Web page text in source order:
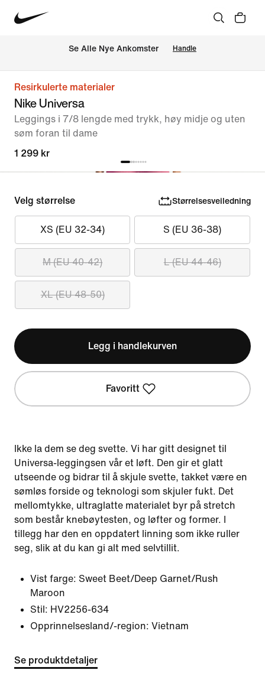
Se Alle Nye Ankomster Handle
Resirkulerte materialer
Nike Universa
Leggings i 7/8 lengde med trykk, høy midje og uten
søm foran til dame
1 299 kr
Velg størrelse Størrelsesveiledning
XS (EU 32-34) S (EU 36-38)
M (EU 40-42) L (EU 44-46)
XL (EU 48-50)
Legg i handlekurven
Favoritt
Ikke la dem se deg svette. Vi har gitt designet til
Universa-leggingsen vår et løft. Den gir et glatt
utseende og bidrar til å skjule svette, takket være en
sømløs forside og teknologi som skjuler fukt. Det
mellomtykke, ultraglatte materialet byr på stretch
som består knebøytesten, og løfter og former. I
tillegg har den en oppdatert linning som ikke ruller
seg, slik at du kan gi alt med selvtillit.
Vist farge: Sweet Beet/Deep Garnet/Rush
Maroon
Stil: HV2256-634
Opprinnelsesland/-region: Vietnam
Se produktdetaljer